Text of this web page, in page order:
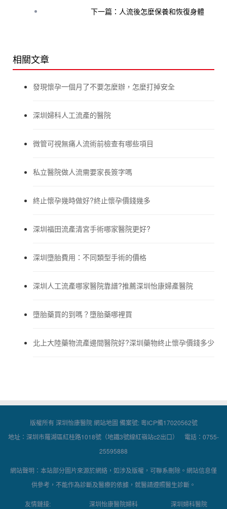
下一篇：人流後怎麼保養和恢復身體
相關文章
發現懷孕一個月了不要怎麼辦，怎麼打掉安全
深圳婦科人工流產的醫院
微管可視無痛人流術前檢查有哪些項目
私立醫院做人流需要家長簽字嗎
終止懷孕幾時做好?終止懷孕價錢幾多
深圳福田流產清宮手術哪家醫院更好?
深圳墮胎費用：不同類型手術的價格
深圳人工流產哪家醫院靠譜?推薦深圳怡康婦產醫院
墮胎藥買的到嗎？墮胎藥哪裡買
北上大陸藥物流產邊間醫院好?深圳藥物終止懷孕價錢多少
版權所有 深圳怡康醫院網站地圖 備案號:粵ICP備17020562號
地址：深圳市羅湖區紅桂路1018號（地鐵3號線紅嶺站c2出口） 電話：0755-
25595888
網站聲明：本站部分圖片來源於網絡，如涉及版權，可聯系刪除。網站信息僅
供參考，不能作為診斷及醫療的依據，就醫請遵照醫生診斷。
友情鏈接: 深圳怡康醫院婦科 深圳婦科醫院